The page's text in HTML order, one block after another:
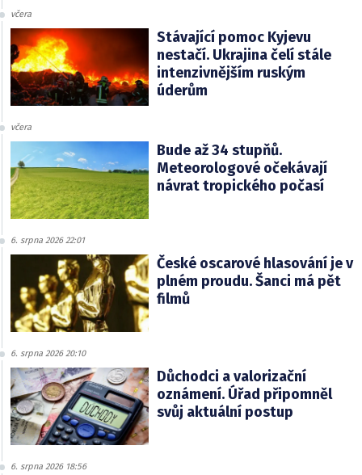
včera
Stávající pomoc Kyjevu
nestačí. Ukrajina čelí stále
intenzivnějším ruským
úderům
včera
Bude až 34 stupňů.
Meteorologové očekávají
návrat tropického počasí
6. srpna 2026 22:01
České oscarové hlasování je v
plném proudu. Šanci má pět
filmů
6. srpna 2026 20:10
Důchodci a valorizační
oznámení. Úřad připomněl
svůj aktuální postup
6. srpna 2026 18:56